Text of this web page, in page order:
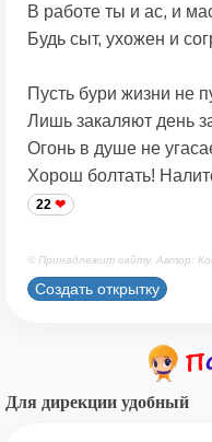
В работе ты и ас, и
Будь сыт, ухожен и
Пусть бури жизни не
Лишь закаляют день
Огонь в душе не
Хорош болтать!
22
© Принадлежит сайту. Автор:
Создать открытку
Для дирекции удобный